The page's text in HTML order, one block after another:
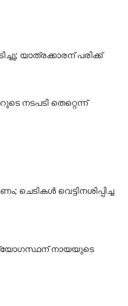
യാത്രക്കാരന് പരിക്ക്
നടപടി തെറ്റെന്ന്
വെട്ടിനശിപ്പിച്ച
നായയുടെ